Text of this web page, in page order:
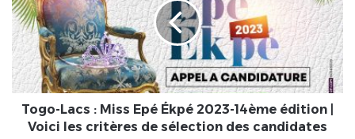
Miss
Epé
Ékpé
2023-
14ème
édition
Voici
Togo-Lacs : Miss Epé Ékpé 2023-14ème édition |
Voici les critères de sélection des candidates